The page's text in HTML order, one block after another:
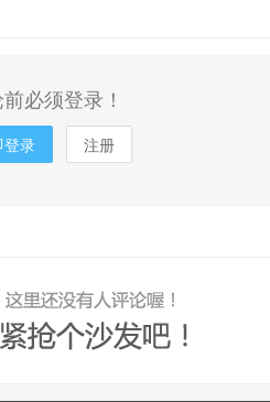
必须登录！
登录 注册